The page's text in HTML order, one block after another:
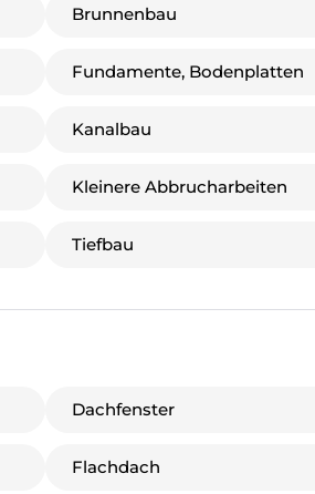
Brunnenbau
Fundamente, Bodenplatten
Kanalbau
Kleinere Abbrucharbeiten
Tiefbau
Dachfenster
Flachdach